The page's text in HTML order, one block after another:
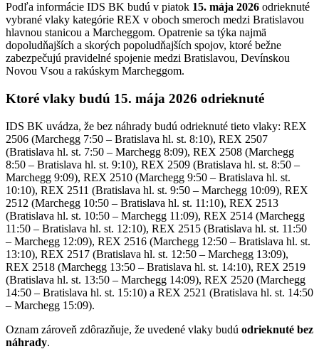
Podľa informácie IDS BK budú v piatok 15. mája 2026 odrieknuté
vybrané vlaky kategórie REX v oboch smeroch medzi Bratislavou
hlavnou stanicou a Marcheggom. Opatrenie sa týka najmä
dopoludňajších a skorých popoludňajších spojov, ktoré bežne
zabezpečujú pravidelné spojenie medzi Bratislavou, Devínskou
Novou Vsou a rakúskym Marcheggom.
Ktoré vlaky budú 15. mája 2026 odrieknuté
IDS BK uvádza, že bez náhrady budú odrieknuté tieto vlaky: REX
2506 (Marchegg 7:50 – Bratislava hl. st. 8:10), REX 2507
(Bratislava hl. st. 7:50 – Marchegg 8:09), REX 2508 (Marchegg
8:50 – Bratislava hl. st. 9:10), REX 2509 (Bratislava hl. st. 8:50 –
Marchegg 9:09), REX 2510 (Marchegg 9:50 – Bratislava hl. st.
10:10), REX 2511 (Bratislava hl. st. 9:50 – Marchegg 10:09), REX
2512 (Marchegg 10:50 – Bratislava hl. st. 11:10), REX 2513
(Bratislava hl. st. 10:50 – Marchegg 11:09), REX 2514 (Marchegg
11:50 – Bratislava hl. st. 12:10), REX 2515 (Bratislava hl. st. 11:50
– Marchegg 12:09), REX 2516 (Marchegg 12:50 – Bratislava hl. st.
13:10), REX 2517 (Bratislava hl. st. 12:50 – Marchegg 13:09),
REX 2518 (Marchegg 13:50 – Bratislava hl. st. 14:10), REX 2519
(Bratislava hl. st. 13:50 – Marchegg 14:09), REX 2520 (Marchegg
14:50 – Bratislava hl. st. 15:10) a REX 2521 (Bratislava hl. st. 14:50
– Marchegg 15:09).
Oznam zároveň zdôrazňuje, že uvedené vlaky budú odrieknuté bez
náhrady.